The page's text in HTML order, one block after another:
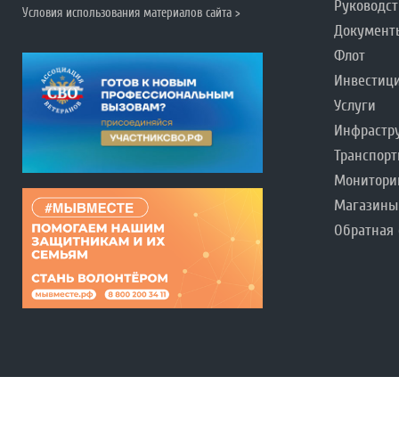
Условия использования материалов сайта >
Флот
Услуги
Магазины
Обратная